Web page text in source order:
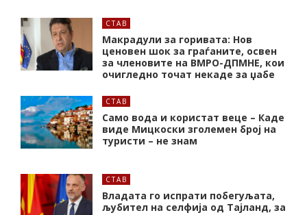
СТАВ
Макрадули за горивата: Нов
ценовен шок за граѓаните, освен
за членовите на ВМРО-ДПМНЕ, кои
очигледно точат некаде за џабе
СТАВ
Само вода и користат веце – Каде
виде Мицкоски зголемен број на
туристи – не знам
СТАВ
Владата го испрати побегуљата,
љубител на селфија од Тајланд, за